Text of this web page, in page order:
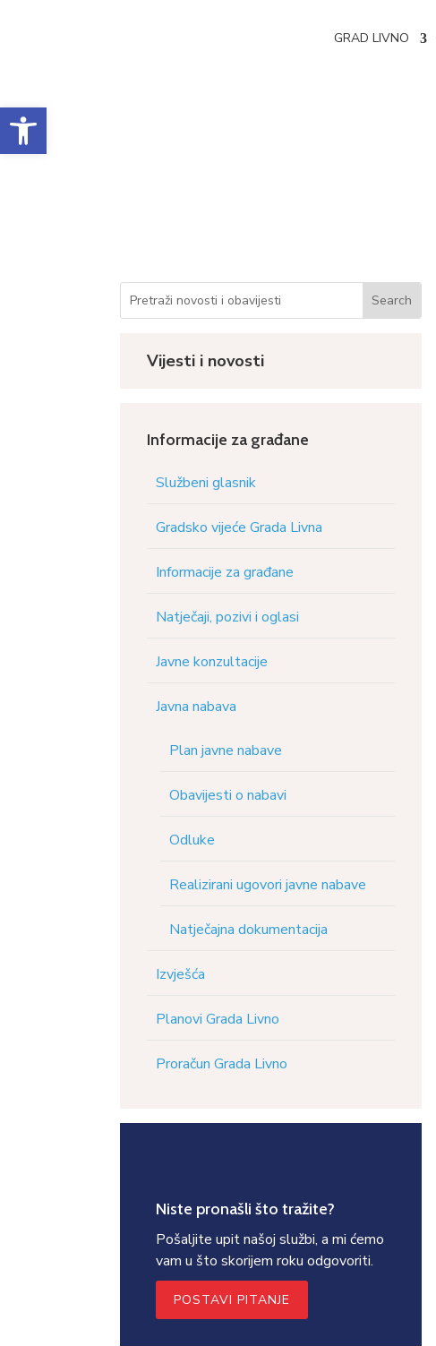
Open toolbar
GRAD LIVNO
Vijesti i novosti
Informacije za građane
Službeni glasnik
Gradsko vijeće Grada Livna
Informacije za građane
Natječaji, pozivi i oglasi
Javne konzultacije
Javna nabava
Plan javne nabave
Obavijesti o nabavi
Odluke
Realizirani ugovori javne nabave
Natječajna dokumentacija
Izvješća
Planovi Grada Livno
Proračun Grada Livno
Niste pronašli što tražite?
Pošaljite upit našoj službi, a mi ćemo
vam u što skorijem roku odgovoriti.
POSTAVI PITANJE